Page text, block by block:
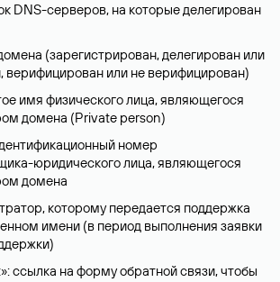
DNS-серверов, на которые делегирован
(зарегистрирован, делегирован или
верифицирован или не верифицирован)
имя физического лица, являющегося
домена (Privatе person)
номер
юридического лица, являющегося
домена
которому передается поддержка
имени (в период выполнения заявки
ссылка на форму обратной связи, чтобы